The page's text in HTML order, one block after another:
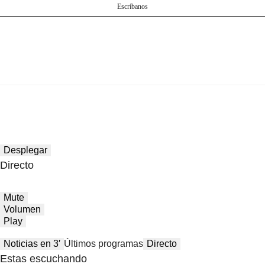
Escríbanos
Desplegar
Directo
Mute
Volumen
Play
Noticias en 3′ Últimos programas Directo
Estas escuchando